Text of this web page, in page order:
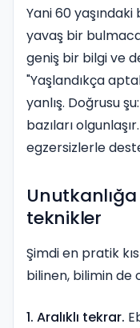
Yani 60
yavaş bir
geniş bir bilgi ve
"Yaşlandıkça
yanlış. Doğrusu
bazıları
egzersizlerle
teknikler
Şimdi en pratik
bilinen, bilimin de
1. Aralıklı tekrar.